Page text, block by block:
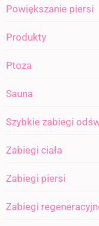
Powiększanie piersi
Produkty
Ptoza
Sauna
Szybkie zabiegi
Zabiegi ciała
Zabiegi piersi
Zabiegi